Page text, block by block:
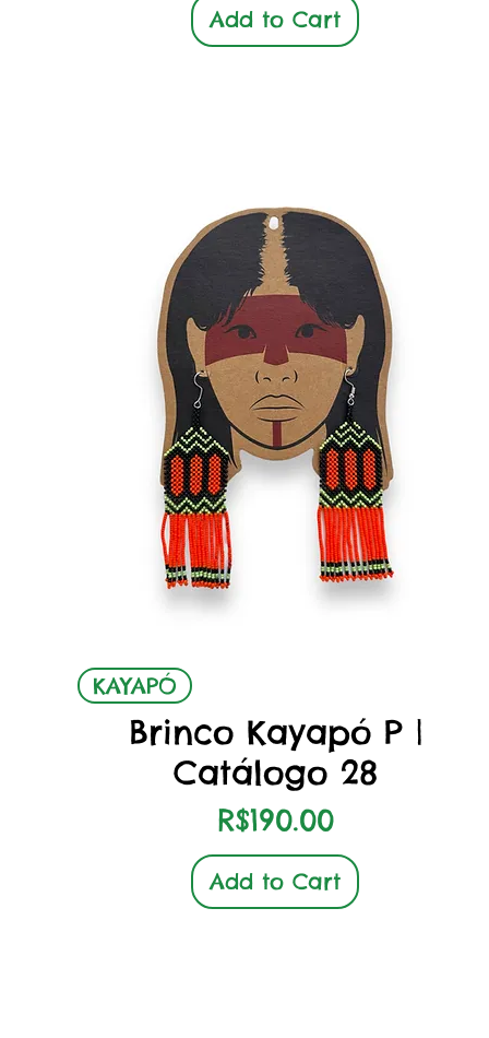
Add to Cart
KAYAPÓ
Brinco Kayapó P |
Catálogo 28
Price
R$190.00
Add to Cart